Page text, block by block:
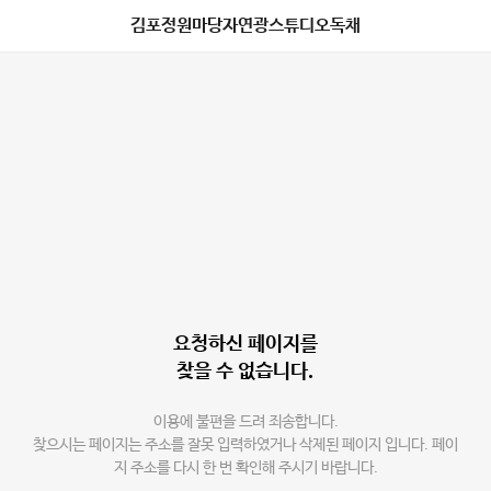
김포정원마당자연광스튜디오독채
요청하신 페이지를
찾을 수 없습니다.
이용에 불편을 드려 죄송합니다.
찾으시는 페이지는 주소를 잘못 입력하였거나 삭제된 페이지 입니다. 페이
지 주소를 다시 한 번 확인해 주시기 바랍니다.